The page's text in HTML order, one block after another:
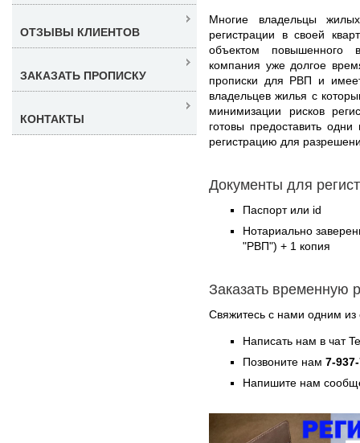
Многие владельцы
регистрации в своей
объектом
компания уже долгое
прописки для РВП и
владельцев жилья с
минимизации рисков
готовы предоставить
регистрацию для
Документы для
Паспорт или id
Нотариально
"РВП") + 1 копия
Заказать временную
Свяжитесь с нами одним
Написать нам в чат
Позвоните нам 7-
Напишите нам
ОТЗЫВЫ КЛИЕНТОВ
ЗАКАЗАТЬ ПРОПИСКУ
КОНТАКТЫ